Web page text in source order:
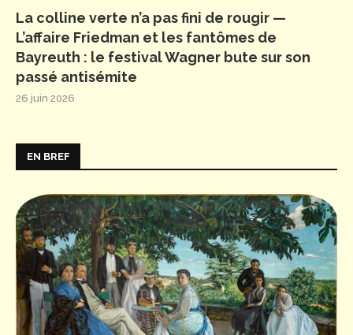
La colline verte n’a pas fini de rougir —
L’affaire Friedman et les fantômes de
Bayreuth : le festival Wagner bute sur son
passé antisémite
26 juin 2026
EN BREF